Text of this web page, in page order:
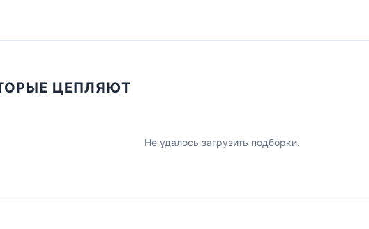
ЦЕПЛЯЮТ
Не удалось загрузить подборки.